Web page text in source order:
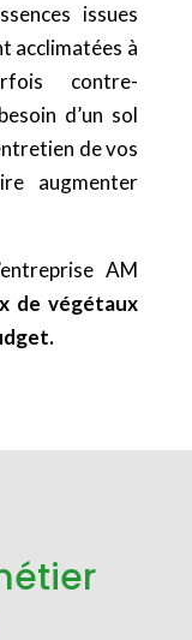
issues
acclimatées à
contre-
d’un sol
de vos
augmenter
AM
de végétaux